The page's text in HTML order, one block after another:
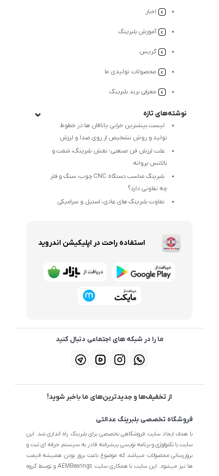
اخبار
آموزش بلبرینگ
گریس
محصولات تولیدی ما
معرفی برند بلبرینگ
نوشته‌های تازه
لیست بیشترین خرابی‌ یاتاقان ها در خطوط
تولید و روش تشخیص از روی صدا و لرزش
علت لرزش فن صنعتی؛ نقش بلبرینگ، شفت و
بالانس پروانه
بلبرینگ مناسب دستگاه CNC چوب، سنگ و فلز
چه تفاوتی دارد؟
تفاوت بلبرینگ های عادی، استیل و سرامیکی
استفاده راحت در اپلیکیشن اندروید
ما را در شبکه های اجتماعی دنبال کنید
از تخفیف‌ها و جدیدترین‌های ما باخبر شوید!
فروشگاه تخصصی بلبرینگ عدالتی
با هدف ایجاد سایت فروشگاهی تخصصی برای بلبرینگ راه اندازی شد. این
سایت با تکنولوژی و برنامه نویسی پیشرفته قادر به سیستم حرفه ای ثبت و
بروزرسانی محصولات میباشد که موضوع باعث بروز بودن همیشه قیمت
ها نیز میشود. این سایت با همکاری سایت AEMBearings و توسط گروه